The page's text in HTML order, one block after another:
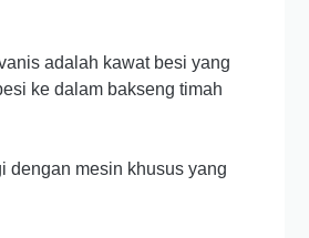
adalah kawat besi yang
ke dalam bakseng timah
dengan mesin khusus yang